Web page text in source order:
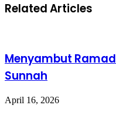
Related Articles
Menyambut
Sunnah
April 16, 2026